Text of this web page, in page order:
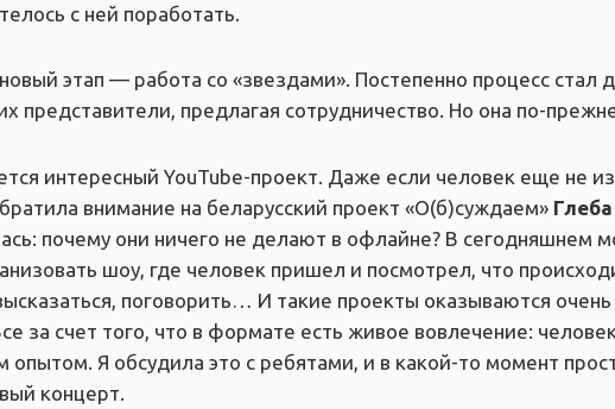
с ней поработать.
этап — работа со «звездами». Постепенно процесс
представители, предлагая сотрудничество. Но она по-
интересный YouTube-проект. Даже если человек еще не
внимание на беларусский проект «О(б)суждаем» Глеб
почему они ничего не делают в офлайне? В сегодняшнем
шоу, где человек пришел и посмотрел, что
поговорить… И такие проекты оказываются
за счет того, что в формате есть живое вовлечение:
опытом. Я обсудила это с ребятами, и в какой-то момент
концерт.